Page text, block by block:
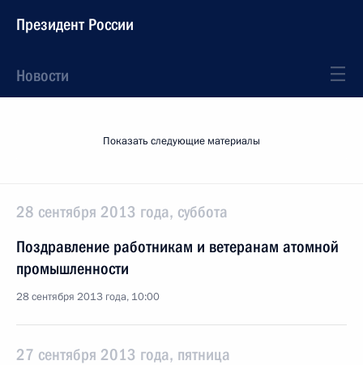
Президент России
Новости
Показать следующие материалы
28 сентября 2013 года, суббота
Поздравление работникам и ветеранам атомной
промышленности
28 сентября 2013 года, 10:00
27 сентября 2013 года, пятница